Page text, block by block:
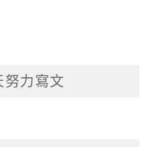
努力寫文